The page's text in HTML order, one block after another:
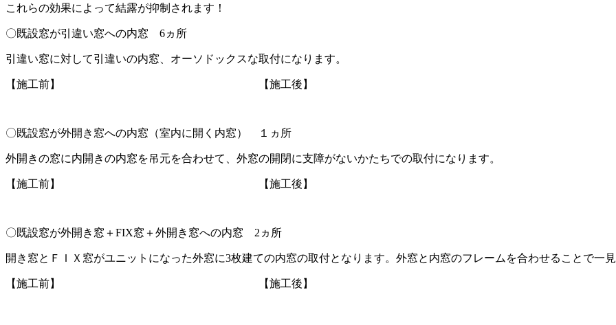
これらの効果によって結露が抑制されます！
〇既設窓が引違い窓への内窓 6ヵ所
引違い窓に対して引違いの内窓、オーソドックスな取付になります。
【施工前】 【施工後】
〇既設窓が外開き窓への内窓（室内に開く内窓） １ヵ所
外開きの窓に内開きの内窓を吊元を合わせて、外窓の開閉に支障がないかたちでの取付になります。
【施工前】 【施工後】
〇既設窓が外開き窓＋FIX窓＋外開き窓への内窓 2ヵ所
開き窓とＦＩＸ窓がユニットになった外窓に3枚建ての内窓の取付となります。外窓と内窓のフレームを合わせることで一
【施工前】 【施工後】